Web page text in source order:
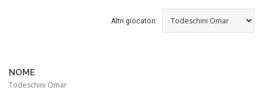
Altri giocatori:
NOME
Todeschini Omar